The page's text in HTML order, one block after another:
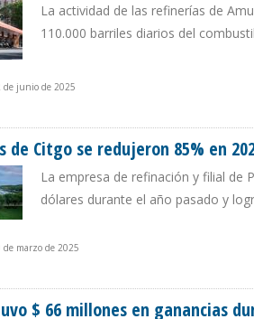
La actividad de las refinerías de
110.000 barriles diarios del
de junio de 2025
de Citgo se redujeron 85% en
La empresa de refinación y filial de
dólares durante el año pasado y
de marzo de 2025
$ 66 millones en ganancias